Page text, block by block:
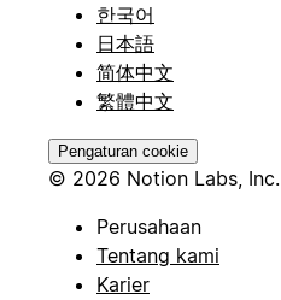
한국어
日本語
简体中文
繁體中文
Pengaturan cookie
© 2026 Notion Labs, Inc.
Perusahaan
Tentang kami
Karier